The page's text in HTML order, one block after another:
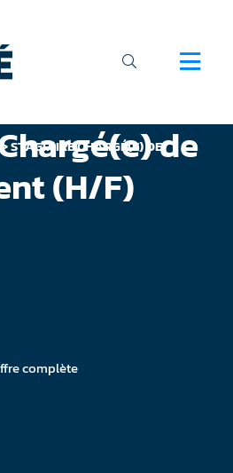
STAGIAIRE CHARGÉ(E) DEde
(H/F)
complète